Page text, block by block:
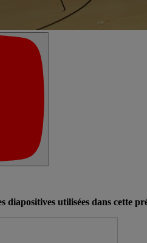
diapositives utilisées dans cette